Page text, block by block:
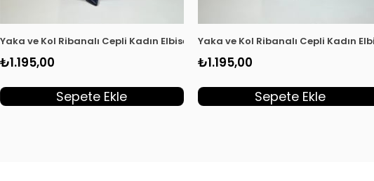
KADO 251292
Yaka ve Kol Ribanalı Cepli Kadın Elbise Mor KADO 251292
₺1.195,00
Sepete Ekle
Yaka ve Kol Ribanalı Cepli Kadın
₺1.195,00
Sepete Ekle